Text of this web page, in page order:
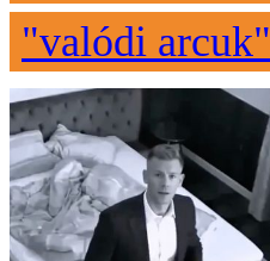
"valódi arcuk"